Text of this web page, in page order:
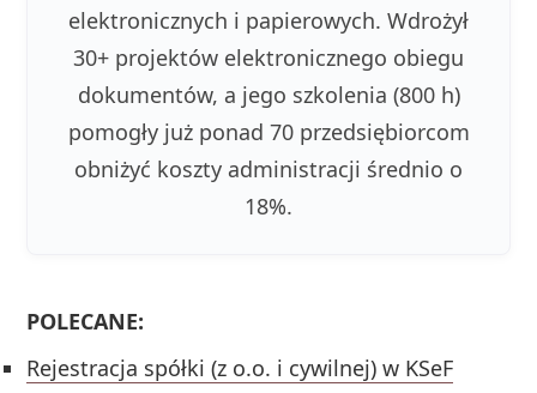
elektronicznych i papierowych. Wdrożył
30+ projektów elektronicznego obiegu
dokumentów, a jego szkolenia (800 h)
pomogły już ponad 70 przedsiębiorcom
obniżyć koszty administracji średnio o
18%.
POLECANE:
Rejestracja spółki (z o.o. i cywilnej) w KSeF